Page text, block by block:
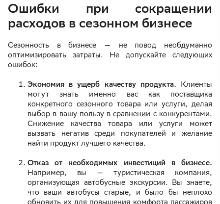
Ошибки при сокращении
расходов в сезонном бизнесе
Сезонность в бизнесе — не повод необдуманно
оптимизировать затраты. Не допускайте следующих
ошибок:
Экономия в ущерб качеству продукта. Клиенты
могут знать именно вас как поставщика
конкретного сезонного товара или услуги, делая
выбор в вашу пользу в сравнении с конкурентами.
Снижение качества товара или услуги может
вызвать негатив среди покупателей и желание
найти продукт лучшего качества.
Отказ от необходимых инвестиций в бизнесе.
Например, вы — туристическая компания,
организующая автобусные экскурсии. Вы знаете,
что ваши автобусы старые, и было бы неплохо
обновить их для повышения комфорта пассажиров